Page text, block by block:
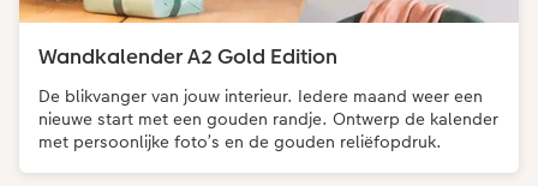
Wandkalender A2 Gold Edition
De blikvanger van jouw interieur. Iedere maand weer een
nieuwe start met een gouden randje. Ontwerp de kalender
met persoonlijke foto’s en de gouden reliëfopdruk.